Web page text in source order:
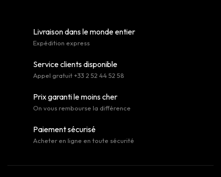
Livraison dans le monde entier
Expédition express
Service clients disponible
Appel gratuit +33 2 52 44 52 58
Prix garanti le moins cher
On vous rembourse la différence
Paiement sécurisé
Acheter en ligne en toute sécurité